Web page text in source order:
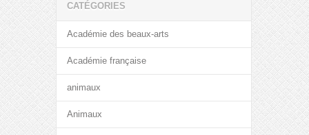
CATÉGORIES
Académie des beaux-arts
Académie française
animaux
Animaux